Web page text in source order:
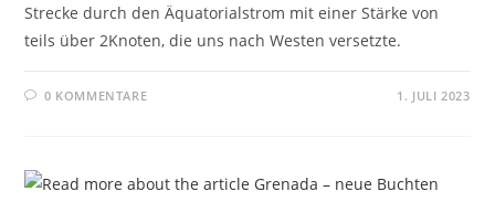
Strecke durch den Äquatorialstrom mit einer Stärke von
teils über 2Knoten, die uns nach Westen versetzte.
0 KOMMENTARE 1. JULI 2023